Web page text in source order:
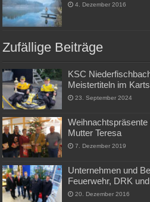
4. Dezember 2016
Zufällige Beiträge
KSC
Meistertiteln im
23. September 2024
Mutter Teresa
7. Dezember 2019
Unternehmen und
Feuerwehr, DRK
20. Dezember 2016